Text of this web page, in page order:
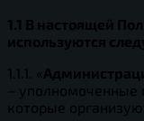
1.1 В настоящей
используются
1.1.1. «
– уполномоченные
которые